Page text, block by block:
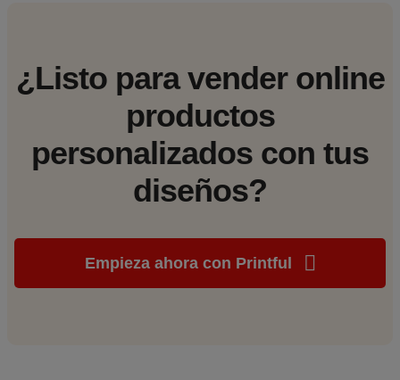
¿Listo para vender online
productos
personalizados con tus
diseños?
Empieza ahora con Printful